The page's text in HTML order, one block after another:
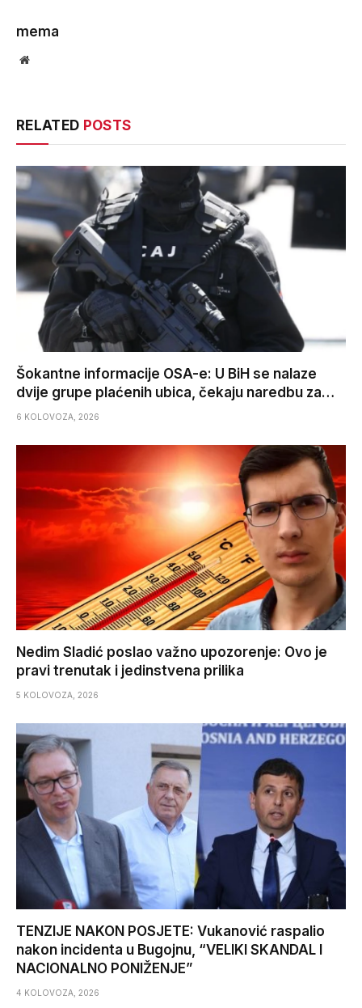
mema
Website
RELATED POSTS
Šokantne informacije OSA-e: U BiH se nalaze
dvije grupe plaćenih ubica, čekaju naredbu za…
6 KOLOVOZA, 2026
Nedim Sladić poslao važno upozorenje: Ovo je
pravi trenutak i jedinstvena prilika
5 KOLOVOZA, 2026
TENZIJE NAKON POSJETE: Vukanović raspalio
nakon incidenta u Bugojnu, “VELIKI SKANDAL I
NACIONALNO PONIŽENJE”
4 KOLOVOZA, 2026